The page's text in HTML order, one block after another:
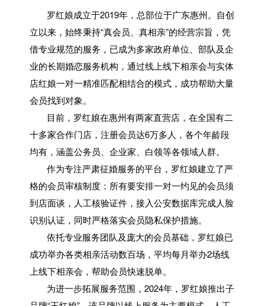
罗红娘成立于2019年，总部位于广东惠州。自创
立以来，始终秉持“真会员、真相亲”的经营宗旨，凭
借专业规范的服务，已成为多家政府单位、部队及企
业的长期婚恋服务机构，通过线上线下相亲会与实体
店红娘一对一精准匹配相结合的模式，成功帮助大量
会员找到对象。
目前，罗红娘在惠州有两家直营店，在全国有二
十多家合作门店，注册会员达6万多人，各个年龄段
均有，涵盖公务员、企业家、白领等各领域人群。
作为专注严肃征婚服务的平台，罗红娘建立了严
格的会员审核制度：所有要安排一对一约见的会员须
到店面谈，人工核验证件，接入公安数据库完成人脸
识别认证，同时严格落实会员隐私保护措施。
依托专业服务团队及庞大的会员基础，罗红娘已
成功举办各类相亲活动数百场，平均每月举办2场线
上线下相亲会，帮助会员快速脱单。
为进一步拓展服务范围，2024年，罗红娘推出子